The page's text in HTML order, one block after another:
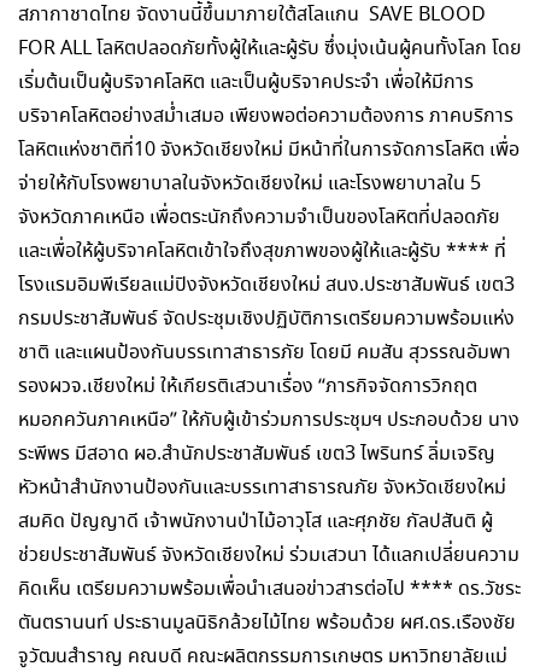
สภากาชาดไทย จัดงานนี้ขึ้นมาภายใต้สโลแกน SAVE BLOOD
FOR ALL โลหิตปลอดภัยทั้งผู้ให้และผู้รับ ซึ่งมุ่งเน้นผู้คนทั้งโลก โดย
เริ่มต้นเป็นผู้บริจาคโลหิต และเป็นผู้บริจาคประจำ เพื่อให้มีการ
บริจาคโลหิตอย่างสม่ำเสมอ เพียงพอต่อความต้องการ ภาคบริการ
โลหิตแห่งชาติที่10 จังหวัดเชียงใหม่ มีหน้าที่ในการจัดการโลหิต เพื่อ
จ่ายให้กับโรงพยาบาลในจังหวัดเชียงใหม่ และโรงพยาบาลใน 5
จังหวัดภาคเหนือ เพื่อตระนักถึงความจำเป็นของโลหิตที่ปลอดภัย
และเพื่อให้ผู้บริจาคโลหิตเข้าใจถึงสุขภาพของผู้ให้และผู้รับ **** ที่
โรงแรมอิมพีเรียลแม่ปิงจังหวัดเชียงใหม่ สนง.ประชาสัมพันธ์ เขต3
กรมประชาสัมพันธ์ จัดประชุมเชิงปฏิบัติการเตรียมความพร้อมแห่ง
ชาติ และแผนป้องกันบรรเทาสาธารภัย โดยมี คมสัน สุวรรณอัมพา
รองผวจ.เชียงใหม่ ให้เกียรติเสวนาเรื่อง “ภารกิจจัดการวิกฤต
หมอกควันภาคเหนือ” ให้กับผู้เข้าร่วมการประชุมฯ ประกอบด้วย นาง
ระพีพร มีสอาด ผอ.สำนักประชาสัมพันธ์ เขต3 ไพรินทร์ ลิ่มเจริญ
หัวหน้าสำนักงานป้องกันและบรรเทาสาธารณภัย จังหวัดเชียงใหม่
สมคิด ปัญญาดี เจ้าพนักงานป่าไม้อาวุโส และศุภชัย กัลปสันติ ผู้
ช่วยประชาสัมพันธ์ จังหวัดเชียงใหม่ ร่วมเสวนา ได้แลกเปลี่ยนความ
คิดเห็น เตรียมความพร้อมเพื่อนำเสนอข่าวสารต่อไป **** ดร.วัชระ
ตันตรานนท์ ประธานมูลนิธิกล้วยไม้ไทย พร้อมด้วย ผศ.ดร.เรืองชัย
จูวัฒนสำราญ คณบดี คณะผลิตกรรมการเกษตร มหาวิทยาลัยแม่